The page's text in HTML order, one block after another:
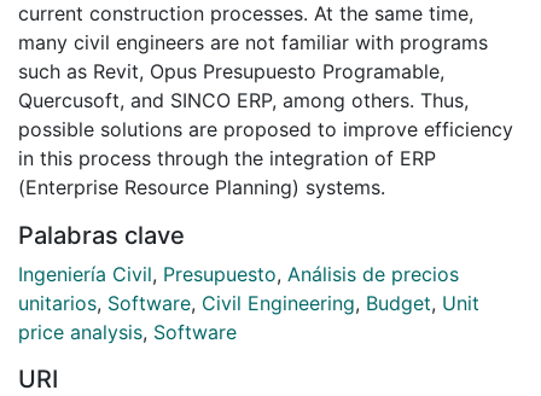
current construction processes. At the same time,
many civil engineers are not familiar with programs
such as Revit, Opus Presupuesto Programable,
Quercusoft, and SINCO ERP, among others. Thus,
possible solutions are proposed to improve efficiency
in this process through the integration of ERP
(Enterprise Resource Planning) systems.
Palabras clave
Ingeniería Civil, Presupuesto, Análisis de precios
unitarios, Software, Civil Engineering, Budget, Unit
price analysis, Software
URI